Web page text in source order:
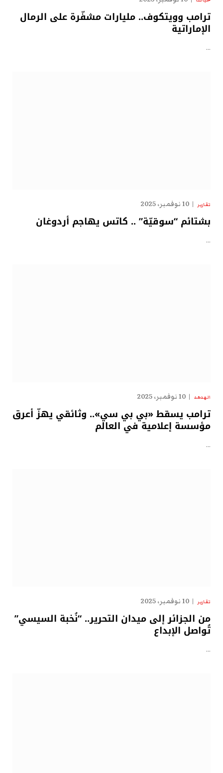
ترامب وويتكوف.. مليارات مشفّرة على الرمال
الإماراتية
…
تقارير 10 نوفمبر، 2025
بشتائم “سوقيّة” .. كاتس يهاجم أردوغان
…
الهدهد 10 نوفمبر، 2025
ترامب يسقط «بي بي سي».. وثائقي يهزّ أعرق
مؤسسة إعلامية في العالم
…
تقارير 10 نوفمبر، 2025
من الجزائر إلى ميدان التحرير.. “نُخبة السيسي”
تُواصل الإبداع
…